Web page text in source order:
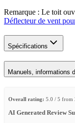
Remarque : Le toit
Déflecteur de vent
Spécifications
Manuels, informations
Overall rating: 5.0 / 5 from
AI Generated Review